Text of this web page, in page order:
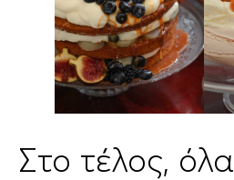
Στο τέλος, όλα